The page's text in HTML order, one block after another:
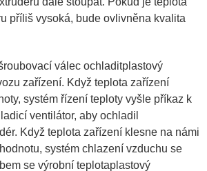
příliš vysoká, bude ovlivněna kvalita
válec ochladitplastový
zařízení. Když teplota zařízení
systém řízení teploty vyšle příkaz k
ventilátor, aby ochladil
. Když teplota zařízení klesne na námi
systém chlazení vzduchu se
se výrobní teplotaplastový